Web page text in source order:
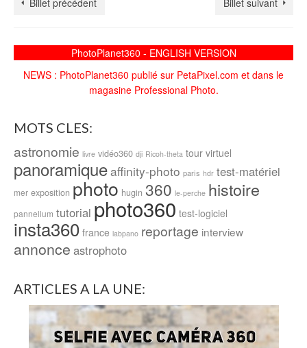
PhotoPlanet360 - ENGLISH VERSION
NEWS : PhotoPlanet360 publié sur PetaPixel.com et dans le
magasine Professional Photo.
MOTS CLES:
astronomie livre vidéo360 dji Ricoh-theta tour virtuel
panoramiqueaffinity-photo paris hdr test-matériel
mer exposition photo hugin 360 le-perche histoire
pannellum tutorial photo360 test-logiciel
insta360 france labpano reportage interview
annonce astrophoto
ARTICLES A LA UNE: